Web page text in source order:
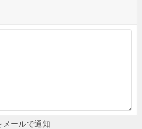
ールで通知